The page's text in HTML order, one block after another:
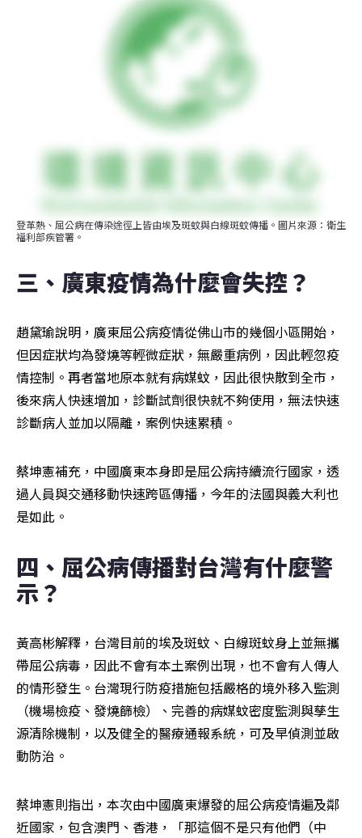
登革熱、屈公病在傳染途徑上皆由埃及斑蚊與白線斑蚊傳播。圖片來源：衛生
福利部疾管署。
三、廣東疫情為什麼會失控？
趙黛瑜說明，廣東屈公病疫情從佛山市的幾個小區開始，
但因症狀均為發燒等輕微症狀，無嚴重病例，因此輕忽疫
情控制。再者當地原本就有病媒蚊，因此很快散到全市，
後來病人快速增加，診斷試劑很快就不夠使用，無法快速
診斷病人並加以隔離，案例快速累積。
蔡坤憲補充，中國廣東本身即是屈公病持續流行國家，透
過人員與交通移動快速跨區傳播，今年的法國與義大利也
是如此。
四、屈公病傳播對台灣有什麼警
示？
黃高彬解釋，台灣目前的埃及斑蚊、白線斑蚊身上並無攜
帶屈公病毒，因此不會有本土案例出現，也不會有人傳人
的情形發生。台灣現行防疫措施包括嚴格的境外移入監測
（機場檢疫、發燒篩檢）、完善的病媒蚊密度監測與孳生
源清除機制，以及健全的醫療通報系統，可及早偵測並啟
動防治。
蔡坤憲則指出，本次由中國廣東爆發的屈公病疫情遍及鄰
近國家，包含澳門、香港，「那這個不是只有他們（中